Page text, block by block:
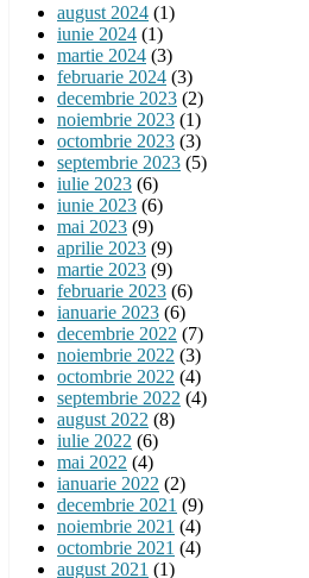
august 2024 (1)
iunie 2024 (1)
martie 2024 (3)
februarie 2024 (3)
decembrie 2023 (2)
noiembrie 2023 (1)
octombrie 2023 (3)
septembrie 2023 (5)
iulie 2023 (6)
iunie 2023 (6)
mai 2023 (9)
aprilie 2023 (9)
martie 2023 (9)
februarie 2023 (6)
ianuarie 2023 (6)
decembrie 2022 (7)
noiembrie 2022 (3)
octombrie 2022 (4)
septembrie 2022 (4)
august 2022 (8)
iulie 2022 (6)
mai 2022 (4)
ianuarie 2022 (2)
decembrie 2021 (9)
noiembrie 2021 (4)
octombrie 2021 (4)
august 2021 (1)